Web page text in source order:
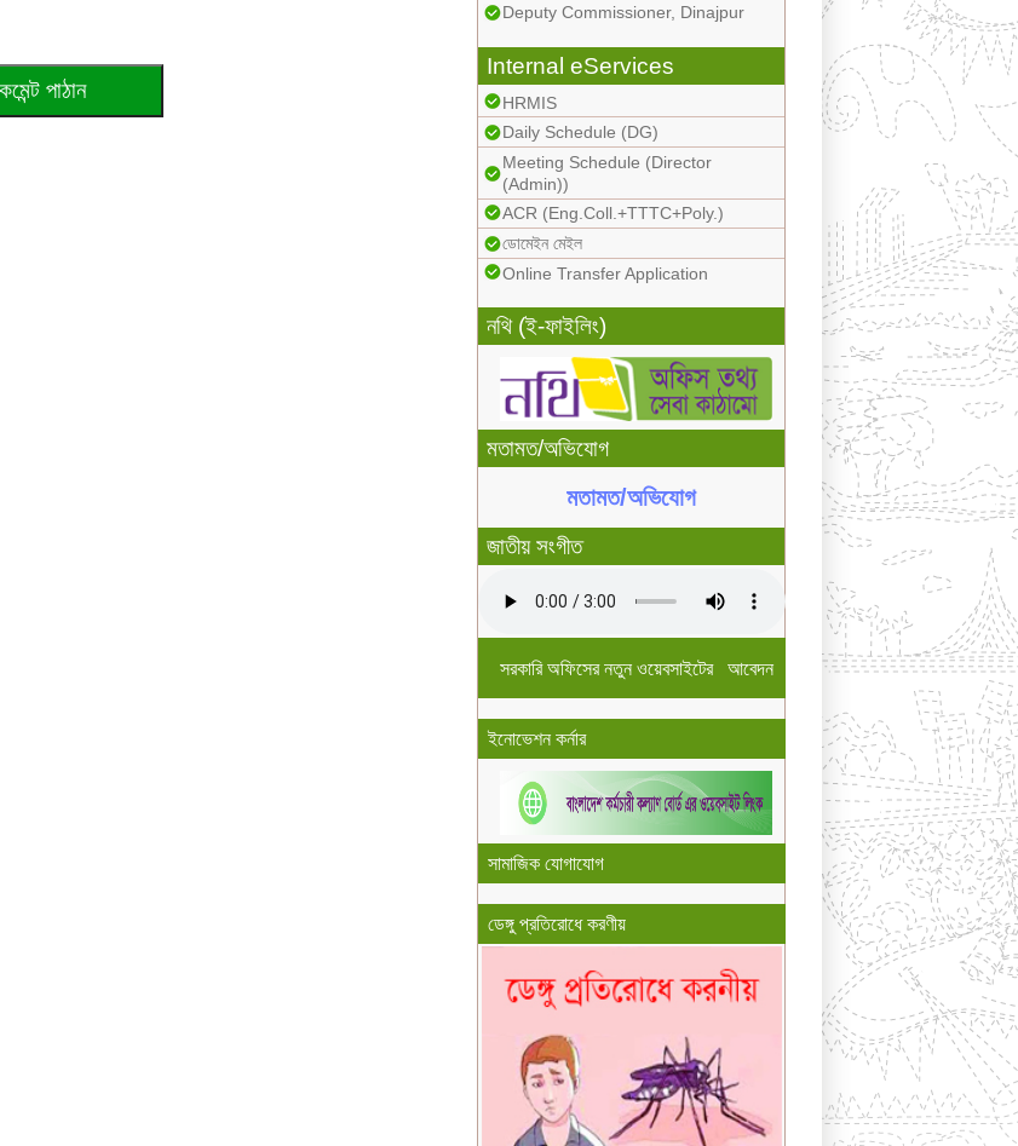
Deputy Commissioner, Dinajpur
Internal eServices
HRMIS
Daily Schedule (DG)
Meeting Schedule (Director
(Admin))
ACR (Eng.Coll.+TTTC+Poly.)
ডোমেইন মেইল
Online Transfer Application
নথি (ই-ফাইলিং)
মতামত/অভিযোগ
মতামত/অভিযোগ
জাতীয় সংগীত
সরকারি অফিসের নতুন ওয়েবসাইটের আবেদন
ইনোভেশন কর্নার
সামাজিক যোগাযোগ
ডেঙ্গু প্রতিরোধে করণীয়